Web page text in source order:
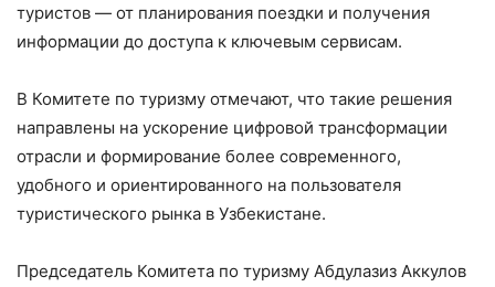
туристов — от планирования поездки и получения
информации до доступа к ключевым сервисам.
В Комитете по туризму отмечают, что такие решения
направлены на ускорение цифровой трансформации
отрасли и формирование более современного,
удобного и ориентированного на пользователя
туристического рынка в Узбекистане.
Председатель Комитета по туризму Абдулазиз Аккулов